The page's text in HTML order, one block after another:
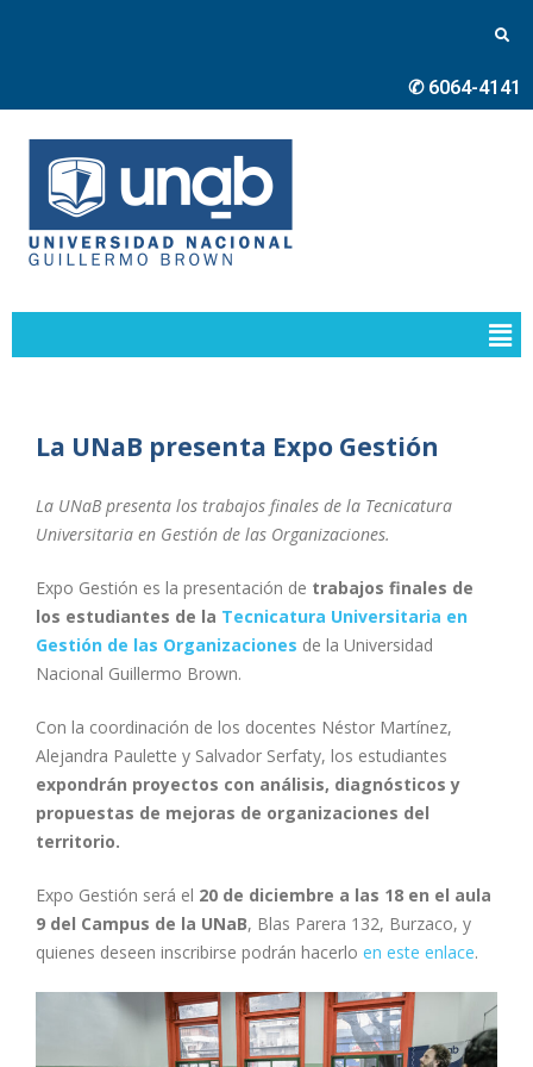
✆ 6064-4141
La UNaB presenta Expo Gestión
La UNaB presenta los trabajos finales de la Tecnicatura
Universitaria en Gestión de las Organizaciones.
Expo Gestión es la presentación de trabajos finales de
los estudiantes de la Tecnicatura Universitaria en
Gestión de las Organizaciones de la Universidad
Nacional Guillermo Brown.
Con la coordinación de los docentes Néstor Martínez,
Alejandra Paulette y Salvador Serfaty, los estudiantes
expondrán proyectos con análisis, diagnósticos y
propuestas de mejoras de organizaciones del
territorio.
Expo Gestión será el 20 de diciembre a las 18 en el aula
9 del Campus de la UNaB, Blas Parera 132, Burzaco, y
quienes deseen inscribirse podrán hacerlo en este enlace.